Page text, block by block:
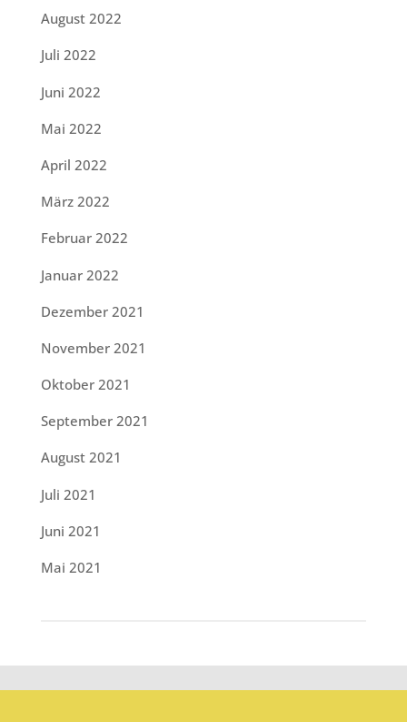
August 2022
Juli 2022
Juni 2022
Mai 2022
April 2022
März 2022
Februar 2022
Januar 2022
Dezember 2021
November 2021
Oktober 2021
September 2021
August 2021
Juli 2021
Juni 2021
Mai 2021